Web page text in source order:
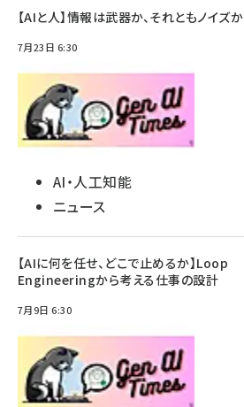
【AIと人】情報は武器か、それともノイズか
7月23日 6:30
AI・人工知能
ニュース
【AIに何を任せ、どこで止めるか】Loop
Engineeringから考える仕事の設計
7月9日 6:30